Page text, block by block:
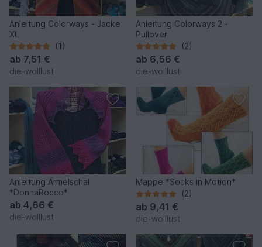
Anleitung Colorways - Jacke
XL
(1)
ab 7,51 €
die-wolllust
Anleitung Colorways 2 -
Pullover
(2)
ab 6,56 €
die-wolllust
Anleitung Ärmelschal
*DonnaRocco*
ab 4,66 €
die-wolllust
Mappe *Socks in Motion*
(2)
ab 9,41 €
die-wolllust